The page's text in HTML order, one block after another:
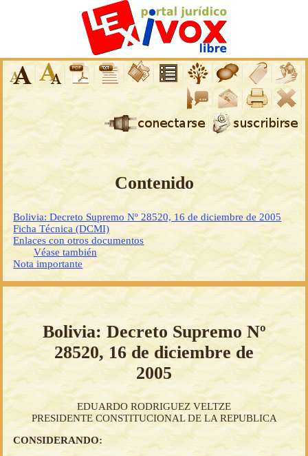
Contenido
Bolivia: Decreto Supremo Nº 28520, 16 de diciembre de 2005
Ficha Técnica (DCMI)
Enlaces con otros documentos
Véase también
Nota importante
Bolivia: Decreto Supremo Nº
28520, 16 de diciembre de
2005
EDUARDO RODRIGUEZ VELTZE
PRESIDENTE CONSTITUCIONAL DE LA REPUBLICA
CONSIDERANDO: